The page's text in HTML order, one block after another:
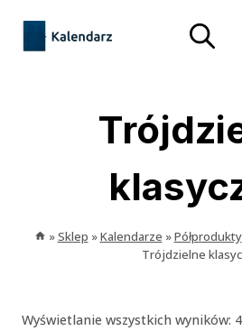
treści
treści
»Sklep »Kalendarze »Półprodukty
Trójdzielne
Wyświetlanie wszystkich wyników: 4